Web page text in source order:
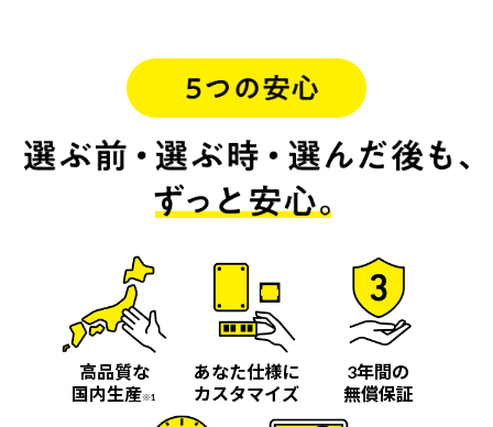
高品質な
国内生産※1
あなた仕様に
カスタマイズ
3年間の
無償保証